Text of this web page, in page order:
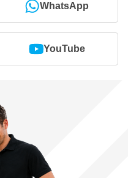
WhatsApp
YouTube